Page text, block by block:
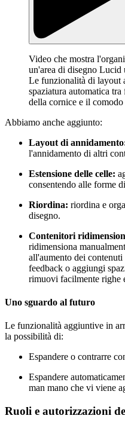
Video che mostra
un'area di disegno
Le funzionalità di layout
spaziatura automatica
della cornice e il
Abbiamo anche aggiunto:
Layout di
l'annidamento di altri
Estensione delle celle:
consentendo alle forme
Riordina: riordina e
disegno.
Contenitori
ridimensiona
all'aumento dei contenuti
feedback o aggiungi
rimuovi facilmente righe
Uno sguardo al futuro
Le funzionalità aggiuntive in
la possibilità di:
Espandere o contrarre
Espandere
man mano che vi viene
Ruoli e autorizzazioni